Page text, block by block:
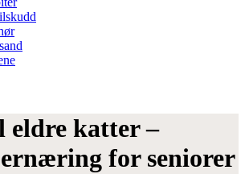
katter –
for seniorer